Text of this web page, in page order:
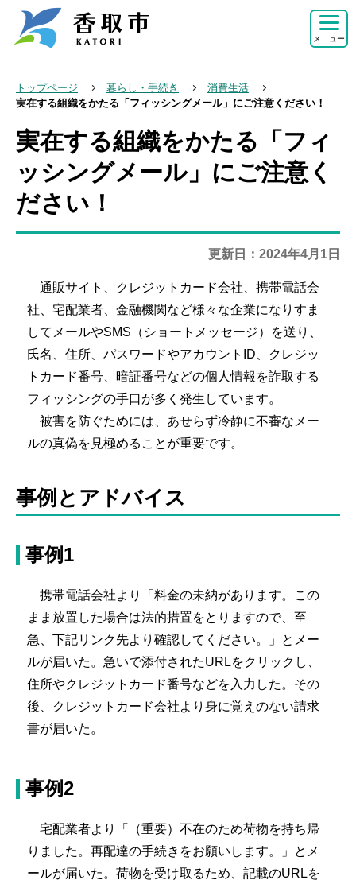
メニュー
トップページ 暮らし・手続き
消費生活
実在する組織をかたる「フィッシングメール」にご注意ください！
本
こ
こ
実在する組織をかたる「フィ
ッシングメール」にご注意く
ださい！
更新日：2024年4月1日
通販サイト、クレジットカード会社、携帯電話会
社、宅配業者、金融機関など様々な企業になりすま
してメールやSMS（ショートメッセージ）を送り、
氏名、住所、パスワードやアカウントID、クレジッ
トカード番号、暗証番号などの個人情報を詐取する
フィッシングの手口が多く発生しています。
被害を防ぐためには、あせらず冷静に不審なメー
ルの真偽を見極めることが重要です。
事例とアドバイス
事例1
携帯電話会社より「料金の未納があります。この
まま放置した場合は法的措置をとりますので、至
急、下記リンク先より確認してください。」とメー
ルが届いた。急いで添付されたURLをクリックし、
住所やクレジットカード番号などを入力した。その
後、クレジットカード会社より身に覚えのない請求
書が届いた。
事例2
宅配業者より「（重要）不在のため荷物を持ち帰
りました。再配達の手続きをお願いします。」とメ
ールが届いた。荷物を受け取るため、記載のURLを